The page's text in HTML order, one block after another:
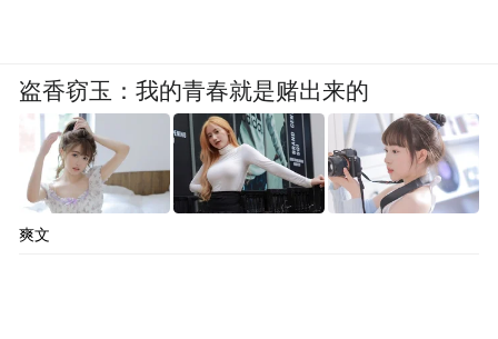
盗香窃玉：我的青春就是赌出来的
爽文